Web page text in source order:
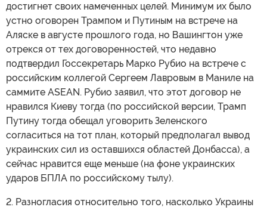
достигнет своих намеченных целей. Минимум их было
устно оговорен Трампом и Путиным на встрече на
Аляске в августе прошлого года, но Вашингтон уже
отрекся от тех договоренностей, что недавно
подтвердил Госсекретарь Марко Рубио на встрече с
российским коллегой Сергеем Лавровым в Маниле на
саммите ASEAN. Рубио заявил, что этот договор не
нравился Киеву тогда (по российской версии, Трамп
Путину тогда обещал уговорить Зеленского
согласиться на тот план, который предполагал вывод
украинских сил из оставшихся областей Донбасса), а
сейчас нравится еще меньше (на фоне украинских
ударов БПЛА по российскому тылу).
2. Разногласия относительно того, насколько Украины